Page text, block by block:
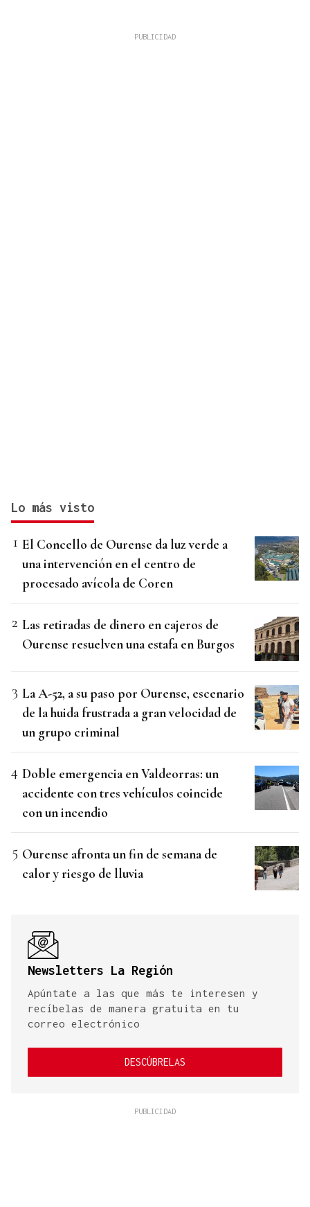
Lo más visto
El Concello de Ourense da luz verde a
una intervención en el centro de
procesado avícola de Coren
Las retiradas de dinero en cajeros de
Ourense resuelven una estafa en Burgos
La A-52, a su paso por Ourense, escenario
de la huida frustrada a gran velocidad de
un grupo criminal
Doble emergencia en Valdeorras: un
accidente con tres vehículos coincide
con un incendio
Ourense afronta un fin de semana de
calor y riesgo de lluvia
Newsletters La Región
Apúntate a las que más te interesen y
recíbelas de manera gratuita en tu
correo electrónico
DESCÚBRELAS